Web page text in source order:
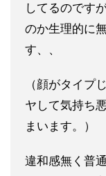
してるのですが
のか生理的に
す、、
（顔がタイプ
ヤして気持ち
まいます。）
違和感無く普